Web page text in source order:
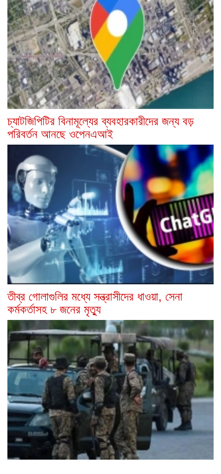
চ্যাটজিপিটির বিনামূল্যের ব্যবহারকারীদের জন্য বড়
পরিবর্তন আনছে ওপেনএআই
তীব্র গোলাগুলির মধ্যে সন্ত্রাসীদের ধাওয়া, সেনা
কর্মকর্তাসহ ৮ জনের মৃত্যু